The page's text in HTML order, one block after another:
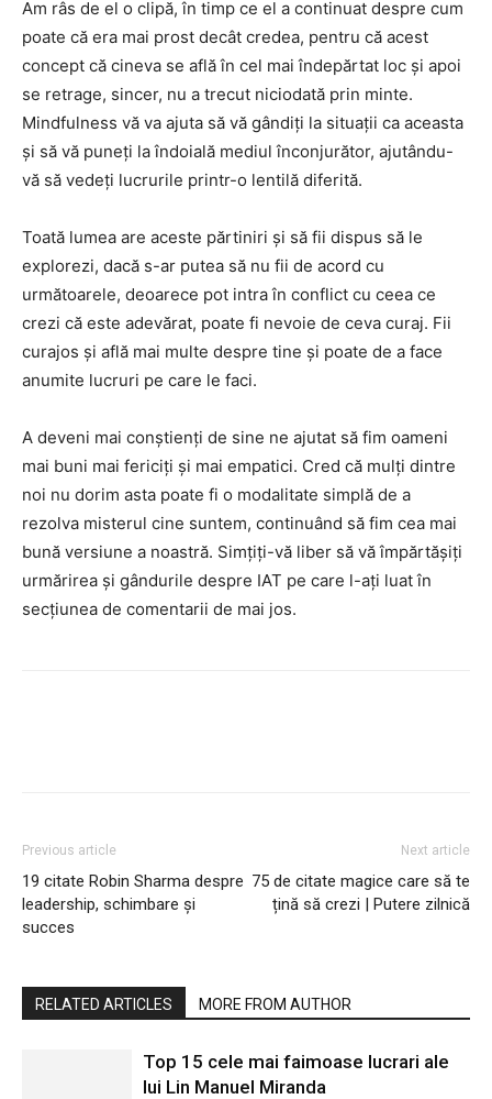
Am râs de el o clipă, în timp ce el a continuat despre cum
poate că era mai prost decât credea, pentru că acest
concept că cineva se află în cel mai îndepărtat loc și apoi
se retrage, sincer, nu a trecut niciodată prin minte.
Mindfulness vă va ajuta să vă gândiți la situații ca aceasta
și să vă puneți la îndoială mediul înconjurător, ajutându-
vă să vedeți lucrurile printr-o lentilă diferită.
Toată lumea are aceste părtiniri și să fii dispus să le
explorezi, dacă s-ar putea să nu fii de acord cu
următoarele, deoarece pot intra în conflict cu ceea ce
crezi că este adevărat, poate fi nevoie de ceva curaj. Fii
curajos și află mai multe despre tine și poate de a face
anumite lucruri pe care le faci.
A deveni mai conștienți de sine ne ajutat să fim oameni
mai buni mai fericiți și mai empatici. Cred că mulți dintre
noi nu dorim asta poate fi o modalitate simplă de a
rezolva misterul cine suntem, continuând să fim cea mai
bună versiune a noastră. Simțiți-vă liber să vă împărtășiți
urmărirea și gândurile despre IAT pe care l-ați luat în
secțiunea de comentarii de mai jos.
Previous article
19 citate Robin Sharma despre
leadership, schimbare și
succes
Next article
75 de citate magice care să te
țină să crezi | Putere zilnică
RELATED ARTICLES MORE FROM AUTHOR
Top 15 cele mai faimoase lucrari ale
lui Lin Manuel Miranda